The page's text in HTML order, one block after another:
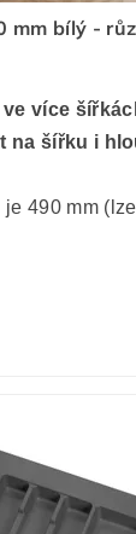
mm bílý -
ve více
na šířku i
490 mm